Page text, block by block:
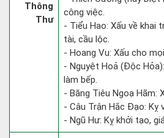
Thông
Thư
công việc.
- Tiểu Hao: Xấu về khai
tài, cầu lộc.
- Hoang Vu: Xấu cho
- Nguyệt Hoả (Độc
làm bếp.
- Băng Tiêu Ngoạ Hãm:
- Câu Trận Hắc Đạo: Kỵ
- Ngũ Hư: Kỵ khởi tạo,